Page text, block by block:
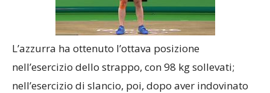
L’azzurra ha ottenuto l’ottava posizione
nell’esercizio dello strappo, con 98 kg sollevati;
nell’esercizio di slancio, poi, dopo aver indovinato